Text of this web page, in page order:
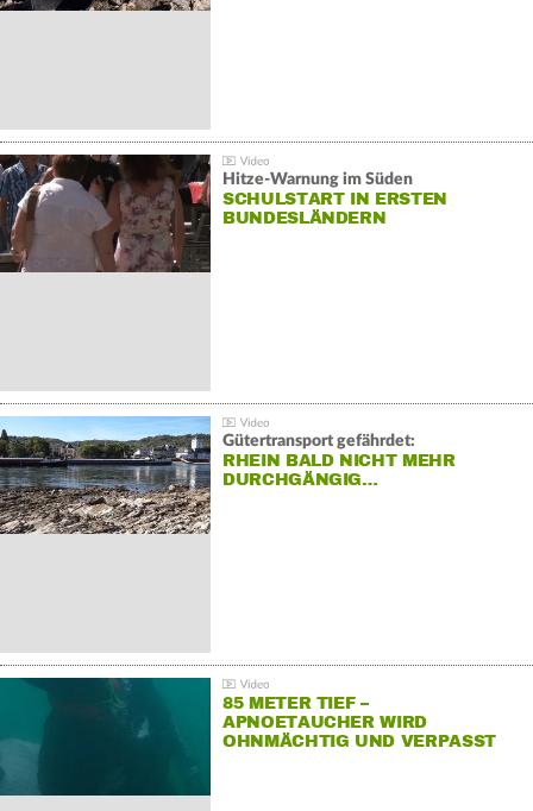
Hitze-Warnung im Süden
SCHULSTART IN ERSTEN
BUNDESLÄNDERN
Gütertransport gefährdet:
RHEIN BALD NICHT MEHR
DURCHGÄNGIG…
85 METER TIEF –
APNOETAUCHER WIRD
OHNMÄCHTIG UND VERPASST